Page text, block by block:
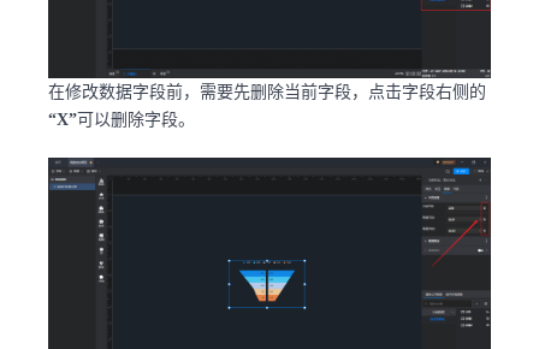
在修改数据字段前，需要先删除当前字段，点击字段右侧的
“X”可以删除字段。